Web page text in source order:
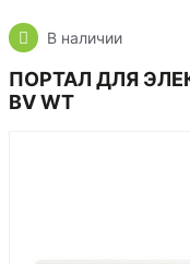
В наличии
ПОРТАЛ ДЛЯ
BV WT